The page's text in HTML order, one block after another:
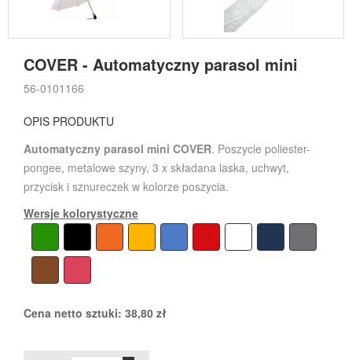
COVER - Automatyczny parasol mini
56-0101166
OPIS PRODUKTU
Automatyczny parasol mini COVER. Poszycie poliester-
pongee, metalowe szyny, 3 x składana laska, uchwyt,
przycisk i sznureczek w kolorze poszycia.
Wersje kolorystyczne
Cena netto sztuki: 38,80 zł